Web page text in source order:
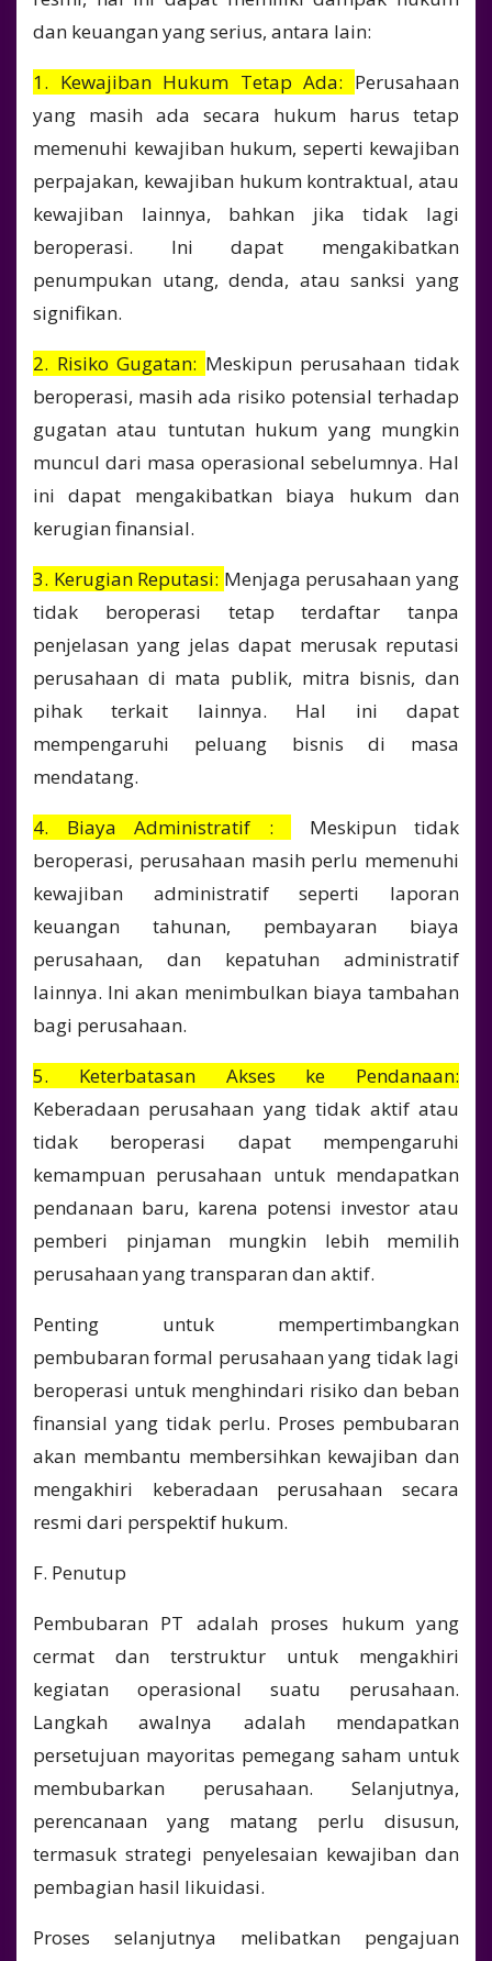
dan keuangan yang serius, antara lain:
1. Kewajiban Hukum Tetap Ada: Perusahaan
yang masih ada secara hukum harus tetap
memenuhi kewajiban hukum, seperti kewajiban
perpajakan, kewajiban hukum kontraktual, atau
kewajiban lainnya, bahkan jika tidak lagi
beroperasi. Ini dapat mengakibatkan
penumpukan utang, denda, atau sanksi yang
signifikan.
2. Risiko Gugatan: Meskipun perusahaan tidak
beroperasi, masih ada risiko potensial terhadap
gugatan atau tuntutan hukum yang mungkin
muncul dari masa operasional sebelumnya. Hal
ini dapat mengakibatkan biaya hukum dan
kerugian finansial.
3. Kerugian Reputasi: Menjaga perusahaan yang
tidak beroperasi tetap terdaftar tanpa
penjelasan yang jelas dapat merusak reputasi
perusahaan di mata publik, mitra bisnis, dan
pihak terkait lainnya. Hal ini dapat
mempengaruhi peluang bisnis di masa
mendatang.
4. Biaya Administratif :
Meskipun tidak
beroperasi, perusahaan masih perlu memenuhi
kewajiban administratif seperti laporan
keuangan tahunan, pembayaran biaya
perusahaan, dan kepatuhan administratif
lainnya. Ini akan menimbulkan biaya tambahan
bagi perusahaan.
5. Keterbatasan Akses ke Pendanaan:
Keberadaan perusahaan yang tidak aktif atau
tidak beroperasi dapat mempengaruhi
kemampuan perusahaan untuk mendapatkan
pendanaan baru, karena potensi investor atau
pemberi pinjaman mungkin lebih memilih
perusahaan yang transparan dan aktif.
Penting untuk mempertimbangkan
pembubaran formal perusahaan yang tidak lagi
beroperasi untuk menghindari risiko dan beban
finansial yang tidak perlu. Proses pembubaran
akan membantu membersihkan kewajiban dan
mengakhiri keberadaan perusahaan secara
resmi dari perspektif hukum.
F. Penutup
Pembubaran PT adalah proses hukum yang
cermat dan terstruktur untuk mengakhiri
kegiatan operasional suatu perusahaan.
Langkah awalnya adalah mendapatkan
persetujuan mayoritas pemegang saham untuk
membubarkan perusahaan. Selanjutnya,
perencanaan yang matang perlu disusun,
termasuk strategi penyelesaian kewajiban dan
pembagian hasil likuidasi.
Proses selanjutnya melibatkan pengajuan